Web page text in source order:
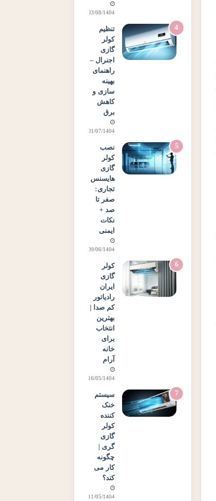
03/08/1404
تنظیم
کولر
گازی
اجنرال –
راهنمای
بهینه
سازی و
کاهش
برق
01/07/1404
نصب
کولر
گازی
هایسنس
تجاری:
صفر تا
صد +
نکات
ایمنی
09/06/1404
کولر
گازی
ایران
رادیاتور
کم صدا |
بهترین
انتخاب
برای
خانه
آرام
16/05/1404
سیستم
خنک
کننده
کولر
گازی
گری |
چگونه
کار می
کند؟
11/05/1404